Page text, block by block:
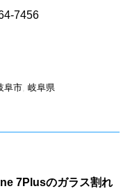
7456
市 岐阜県
7Plusのガラス割れ